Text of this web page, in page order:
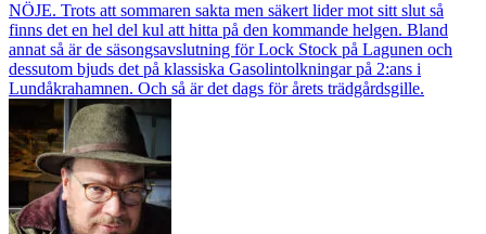
NÖJE. Trots att sommaren sakta men säkert lider mot sitt slut så
finns det en hel del kul att hitta på den kommande helgen. Bland
annat så är de säsongsavslutning för Lock Stock på Lagunen och
dessutom bjuds det på klassiska Gasolintolkningar på 2:ans i
Lundåkrahamnen. Och så är det dags för årets trädgårdsgille.